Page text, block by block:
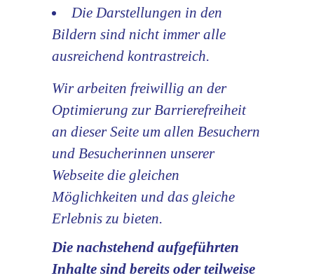
Die Darstellungen in den
Bildern sind nicht immer alle
ausreichend kontrastreich.
Wir arbeiten freiwillig an der
Optimierung zur Barrierefreiheit
an dieser Seite um allen Besuchern
und Besucherinnen unserer
Webseite die gleichen
Möglichkeiten und das gleiche
Erlebnis zu bieten.
Die nachstehend aufgeführten
Inhalte sind bereits oder teilweise